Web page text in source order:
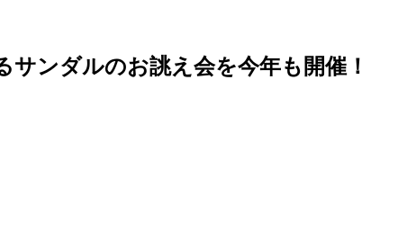
サンダルのお誂え会を今年も開催！